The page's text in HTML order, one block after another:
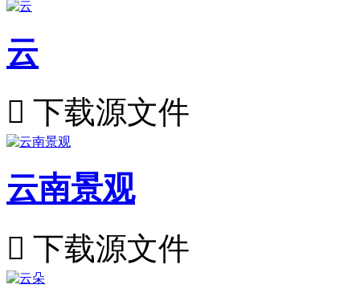
云
 下载源文件
云南景观
 下载源文件